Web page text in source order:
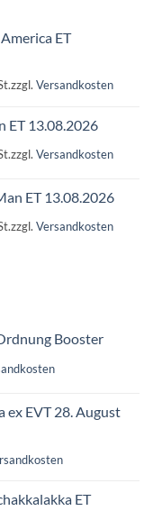
ET
zzgl. Versandkosten
ET 13.08.2026
zzgl. Versandkosten
ET 13.08.2026
zzgl. Versandkosten
Booster
ex EVT 28. August
ET